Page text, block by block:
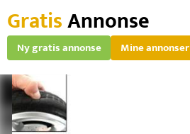
GratisAnnonse
Ny gratis annonse Mine annonser